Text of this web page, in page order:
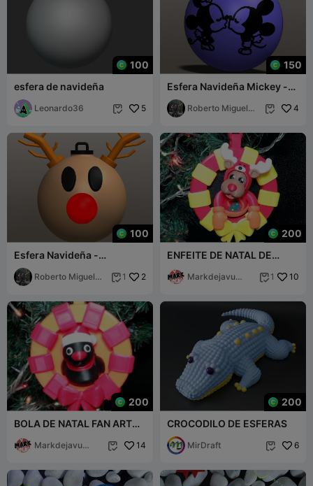
100
esfera de navideña
Leonardo36  5
150
Esfera Navideña Mickey -
Mickey Christmas sphere
Roberto Miguel
 4
100
Esfera Navideña -
Chrstmas Ball
Roberto Miguel
 1 2
200
ENFEITE DE NATAL DE
Markdejavu
 1 10
200
BOLA DE NATAL FAN ART
Markdejavu
 14
200
CROCODILO DE ESFERAS
MirDraft  6